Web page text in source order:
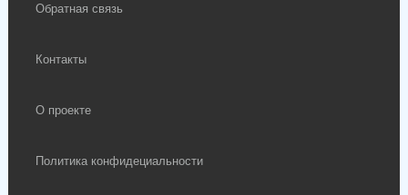
Обратная связь
Контакты
О проекте
Политика конфидециальности